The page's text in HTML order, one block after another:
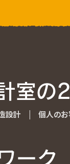
室
室
設計
設計 個人の
個人の
ーク
ーク